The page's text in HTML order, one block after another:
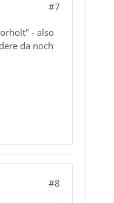
#7
- also
da noch
#8